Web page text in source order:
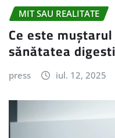
MIT SAU REALITATE
Ce este
sănătatea
press iul. 12, 2025